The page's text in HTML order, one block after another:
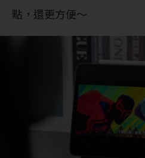
點，還更方便～